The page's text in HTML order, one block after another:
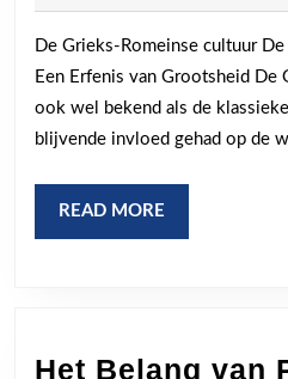
De Grieks-Romeinse cultuur
Een Erfenis van Grootsheid De
ook wel bekend als de
blijvende invloed gehad op de
READ MORE
MORE
Het Belang van